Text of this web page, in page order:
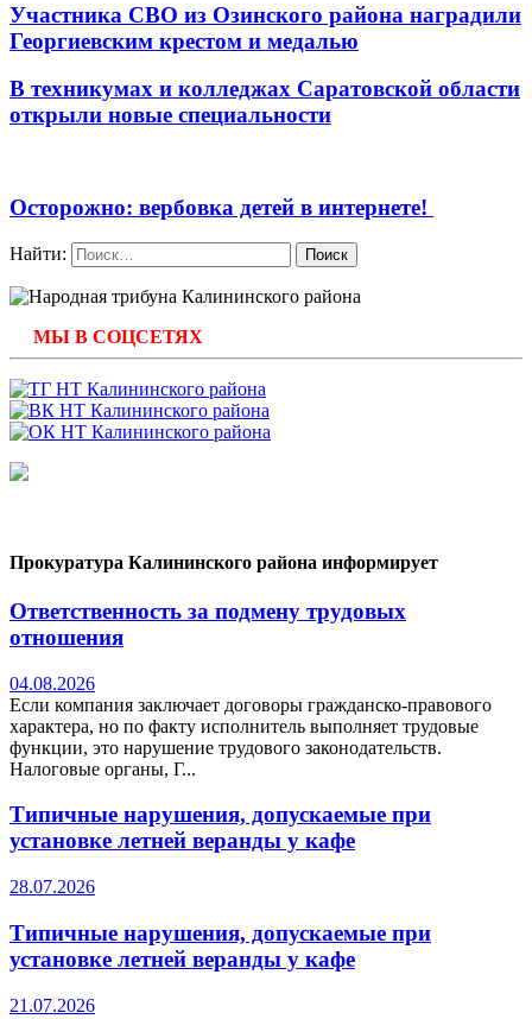
Участника СВО из Озинского района наградили
Георгиевским крестом и медалью
В техникумах и колледжах Саратовской области
открыли новые специальности
Осторожно: вербовка детей в интернете!
Найти:
МЫ В СОЦСЕТЯХ
Прокуратура Калининского района информирует
Ответственность за подмену трудовых
отношения
04.08.2026
Если компания заключает договоры гражданско-правового
характера, но по факту исполнитель выполняет трудовые
функции, это нарушение трудового законодательств.
Налоговые органы, Г...
Типичные нарушения, допускаемые при
установке летней веранды у кафе
28.07.2026
Типичные нарушения, допускаемые при
установке летней веранды у кафе
21.07.2026